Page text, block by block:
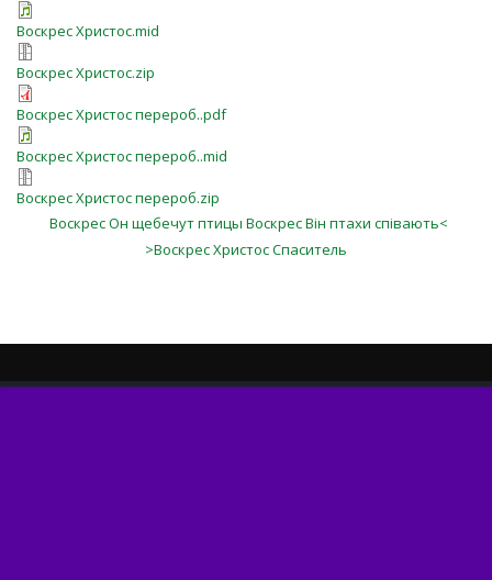
Воскрес Христос.mid
Воскрес Христос.zip
Воскрес Христос перероб..pdf
Воскрес Христос перероб..mid
Воскрес Христос перероб.zip
Воскрес Он щебечут птицы Воскрес Він птахи співають<
>Воскрес Христос Спаситель